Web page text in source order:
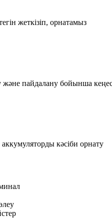
жеткізіп, орнатамыз
және пайдалану бойынша
кәсіби орнату